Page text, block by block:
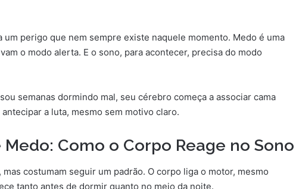
perigo que nem sempre existe naquele momento. Medo é uma
o modo alerta. E o sono, para acontecer, precisa do modo
semanas dormindo mal, seu cérebro começa a associar cama
a luta, mesmo sem motivo claro.
Como o Corpo Reage no Sono
costumam seguir um padrão. O corpo liga o motor, mesmo
tanto antes de dormir quanto no meio da noite.